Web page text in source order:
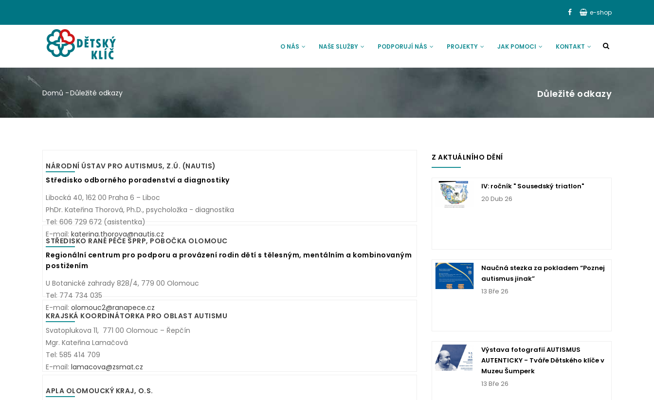
e-shop
O NÁS NAŠE SLUŽBY PODPORUJÍ NÁS PROJEKTY JAK POMOCI KONTAKT
Důležité odkazy
navigace
Domů -Důležité odkazy
NÁRODNÍ ÚSTAV PRO AUTISMUS, Z.Ú. (NAUTIS)
Středisko odborného poradenství a diagnostiky
Libocká 40, 162 00 Praha 6 – Liboc
PhDr. Kateřina Thorová, Ph.D., psycholožka - diagnostika
Tel: 606 729 672 (asistentka)
E-mail: katerina.thorova@nautis.cz
STŘEDISKO RANÉ PÉČE SPRP, POBOČKA OLOMOUC
Regionální centrum pro podporu a provázení rodin dětí s tělesným, mentálním a kombinovaným
postižením
U Botanické zahrady 828/4, 779 00 Olomouc
Tel: 774 734 035
E-mail: olomouc2@ranapece.cz
KRAJSKÁ KOORDINÁTORKA PRO OBLAST AUTISMU
Svatoplukova 11, 771 00 Olomouc – Řepčín
Mgr. Kateřina Lamačová
Tel: 585 414 709
E-mail: lamacova@zsmat.cz
APLA OLOMOUCKÝ KRAJ, O.S.
Z AKTUÁLNÍHO DĚNÍ
IV: ročník " Sousedský triatlon"
20 Dub 26
Naučná stezka za pokladem “Poznej
autismus jinak”
13 Bře 26
Výstava fotografií AUTISMUS
AUTENTICKY - Tváře Dětského klíče v
Muzeu Šumperk
13 Bře 26